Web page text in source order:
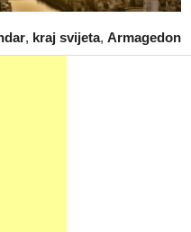
, kraj svijeta, Armagedon